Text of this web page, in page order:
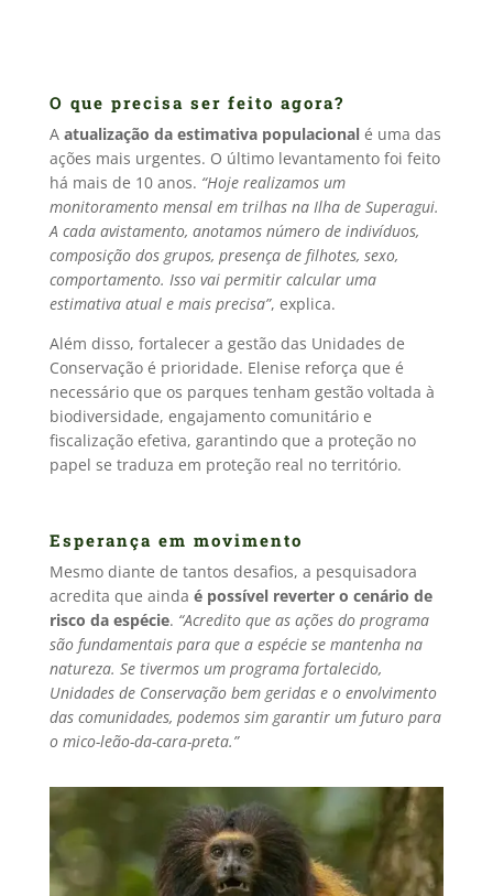
O que precisa ser feito agora?
A atualização da estimativa populacionalé uma das
ações mais urgentes. O último levantamento foi feito
há mais de 10 anos. “Hoje realizamos um
monitoramento mensal em trilhas na Ilha de Superagui.
A cada avistamento, anotamos número de indivíduos,
composição dos grupos, presença de filhotes, sexo,
comportamento. Isso vai permitir calcular uma
estimativa atual e mais precisa”, explica.
Além disso, fortalecer a gestão das Unidades de
Conservação é prioridade. Elenise reforça que é
necessário que os parques tenham gestão voltada à
biodiversidade, engajamento comunitário e
fiscalização efetiva, garantindo que a proteção no
papel se traduza em proteção real no território.
Esperança em movimento
Mesmo diante de tantos desafios, a pesquisadora
acredita que ainda é possível reverter o cenário de
risco da espécie. “Acredito que as ações do programa
são fundamentais para que a espécie se mantenha na
natureza. Se tivermos um programa fortalecido,
Unidades de Conservação bem geridas e o envolvimento
das comunidades, podemos sim garantir um futuro para
o mico-leão-da-cara-preta.”